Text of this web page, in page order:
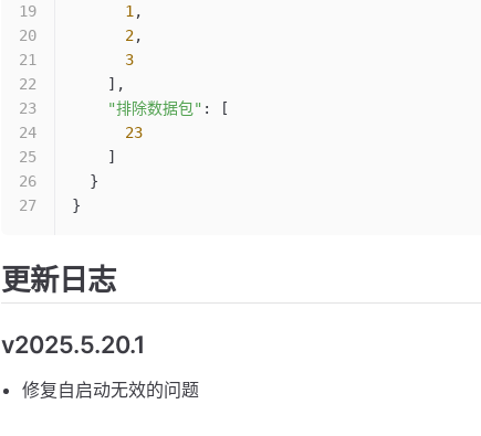
      1
,
      2
,
      3
    ],
    "排除数据包"
: [
      23
    ]
  }
}
更新日志
v2025.5.20.1
修复自启动无效的问题